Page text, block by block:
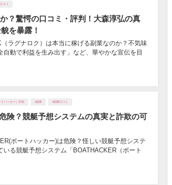
コミ
？驚愕の口コミ・評判！大森淳弘の真
を暴露！
ラグナロク）は本当に稼げる副業なのか？不気味
動で利益を生み出す」など、華やかな宣伝を目
トハッカー）詐欺 #副業 #副業口コミ
険？競艇予想システムの真実と詐欺の可
ボートハッカー)は危険？怪しい競艇予想システ
る競艇予想システム「BOATHACKER（ボート